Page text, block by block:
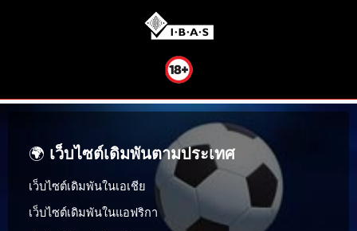
🌍 เว็บไซต์เดิมพันตามประเทศ
เว็บไซต์เดิมพันในเอเชีย
เว็บไซต์เดิมพันในแอฟริกา